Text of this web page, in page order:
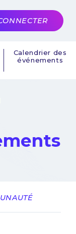
Calendrier des
événements